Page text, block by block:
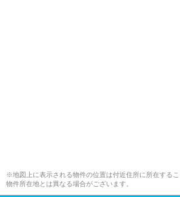
※地図上に表示される物件の位置は付近住所に所在する
物件所在地とは異なる場合がございます。